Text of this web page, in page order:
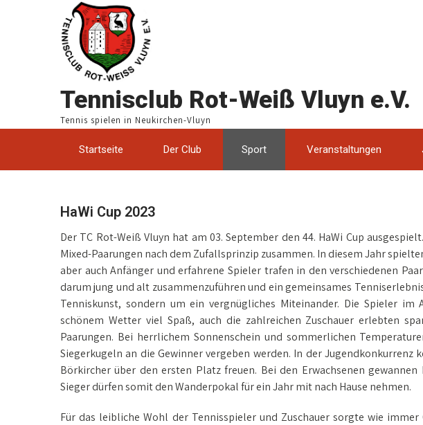
Tennisclub Rot-Weiß Vluyn e.V.
Tennis spielen in Neukirchen-Vluyn
Startseite Der Club Sport Veranstaltungen
HaWi Cup 2023
Der TC Rot-Weiß Vluyn hat am 03. September den 44. HaWi Cup
Mixed-Paarungen nach dem Zufallsprinzip zusammen. In diesem Jahr
aber auch Anfänger und erfahrene Spieler trafen in den verschiedenen
darum jung und alt zusammenzuführen und ein gemeinsames
Tenniskunst, sondern um ein vergnügliches Miteinander. Die Spieler
schönem Wetter viel Spaß, auch die zahlreichen Zuschauer erlebten
Paarungen. Bei herrlichem Sonnenschein und sommerlichen
Siegerkugeln an die Gewinner vergeben werden. In der Jugendkonkurrenz
Börkircher über den ersten Platz freuen. Bei den Erwachsenen
Sieger dürfen somit den Wanderpokal für ein Jahr mit nach Hause nehmen.
Für das leibliche Wohl der Tennisspieler und Zuschauer sorgte wie